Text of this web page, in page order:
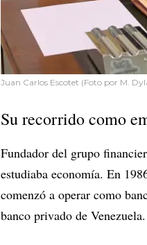
Juan Carlos Escotet (Foto por M.
Su recorrido como
Fundador del grupo
estudiaba economía. En
comenzó a operar como
banco privado de Venezuela.